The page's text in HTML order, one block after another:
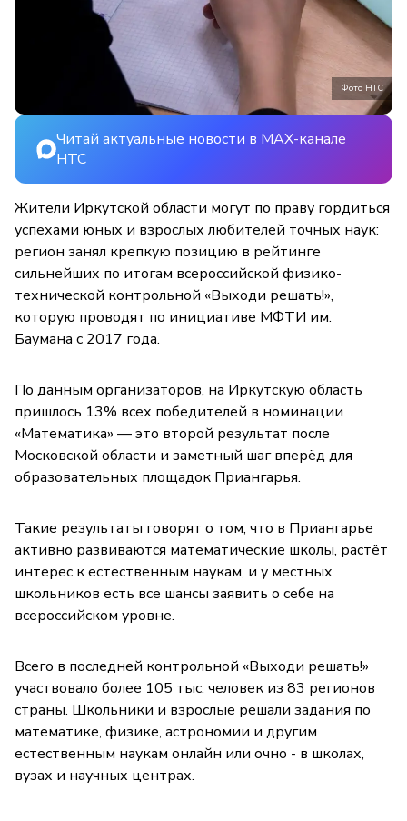
Фото НТС
Читай актуальные новости в MAX-канале
НТС
Жители Иркутской области могут по праву гордиться
успехами юных и взрослых любителей точных наук:
регион занял крепкую позицию в рейтинге
сильнейших по итогам всероссийской физико-
технической контрольной «Выходи решать!»,
которую проводят по инициативе МФТИ им.
Баумана с 2017 года.
По данным организаторов, на Иркутскую область
пришлось 13% всех победителей в номинации
«Математика» — это второй результат после
Московской области и заметный шаг вперёд для
образовательных площадок Приангарья.
Такие результаты говорят о том, что в Приангарье
активно развиваются математические школы, растёт
интерес к естественным наукам, и у местных
школьников есть все шансы заявить о себе на
всероссийском уровне.
Всего в последней контрольной «Выходи решать!»
участвовало более 105 тыс. человек из 83 регионов
страны. Школьники и взрослые решали задания по
математике, физике, астрономии и другим
естественным наукам онлайн или очно - в школах,
вузах и научных центрах.